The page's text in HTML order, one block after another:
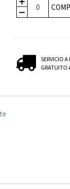
SERVICIO
GRATUITO